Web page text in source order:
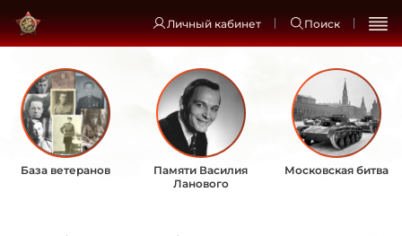
Личный кабинет Поиск
База ветеранов
Памяти Василия
Ланового
Московская битва